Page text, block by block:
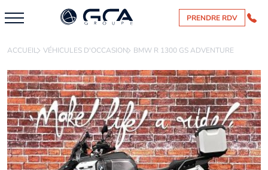
PRENDRE RDV
ACCUEIL VÉHICULES D'OCCASION BMW R 1300 GS ADVENTURE